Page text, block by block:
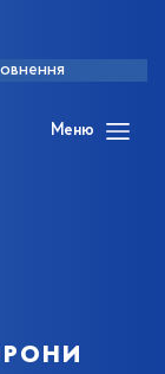
Меню